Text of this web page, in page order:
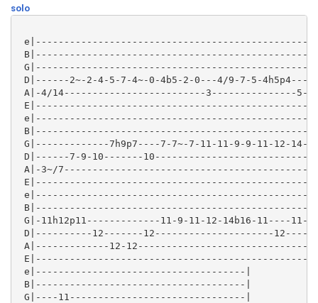
solo
D|------2~-2-4-5-7-4~-0-4b5-2-0---4/9-7-5-
A|-4/14-------------------------3---------------
E|------------------------------------------------
G|-------------7h9p7----7-7~-7-11-11-9-9-11-12-14-
D|------7-9-10-------
A|-3~/
G|-11h12p11-------------11-9-11-12-14b16-11----11-
D|----------12-------12---------------------
A|-------------12-
e|-------------------------------------|
B|-------------------------------------|
G|----11-------------------------------|